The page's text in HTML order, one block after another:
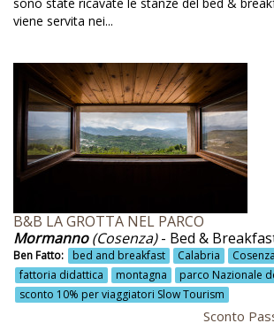
Colazioni salate vegetariane
Coltivazione cereali
Coltivazione erbe aromatiche
Coltivazione ortaggi e frutta
Coltivazione prodotti locali
Concerti di musica
Congressi
Convenzioni per attività
viene servita nei...
B&B LA GROTTA NEL PARCO
Mormanno(Cosenza)- Bed &
Ben Fatto: bed and breakfast Calabria Cosenza
fattoria didattica
montagna
parco Nazionale
sconto 10% per viaggiatori Slow Tourism
Sconto